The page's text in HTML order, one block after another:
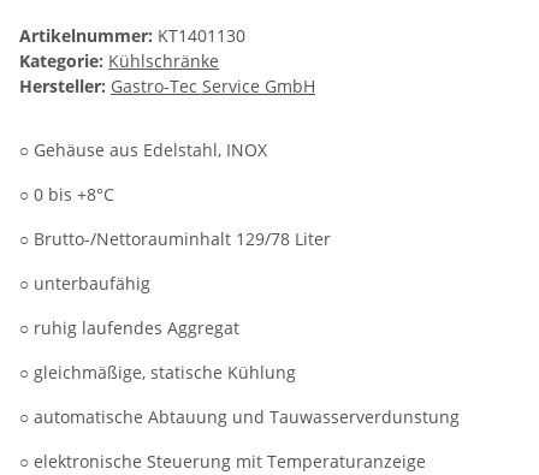
Artikelnummer: KT1401130
Kategorie: Kühlschränke
Hersteller: Gastro-Tec Service GmbH
○ Gehäuse aus Edelstahl, INOX
○ 0 bis +8°C
○ Brutto-/Nettorauminhalt 129/78 Liter
○ unterbaufähig
○ ruhig laufendes Aggregat
○ gleichmäßige, statische Kühlung
○ automatische Abtauung und Tauwasserverdunstung
○ elektronische Steuerung mit Temperaturanzeige